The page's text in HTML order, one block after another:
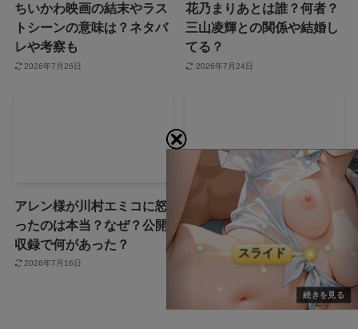
ちいかわ映画の結末やラス
トシーンの意味は？ネタバ
レや考察も
2026年7月26日
花乃まりあとは誰？何者？
三山凌輝との関係や結婚し
てる？
2026年7月24日
アレン様が川村エミコに怒
ったのは本当？なぜ？公開
収録で何があった？
2026年7月16日
ジャンプ33号だけ売り切れ
はなぜ？ワンピースカード
が影響を与えていた？
2026年7月13日